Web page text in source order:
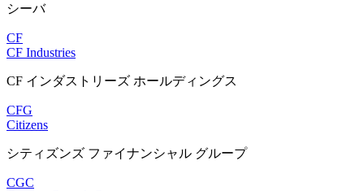
シーバ
CF
CF Industries
CF インダストリーズ ホールディングス
CFG
Citizens
シティズンズ ファイナンシャル グループ
CGC